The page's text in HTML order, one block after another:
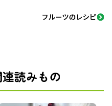
フルーツのレシピ
読みもの